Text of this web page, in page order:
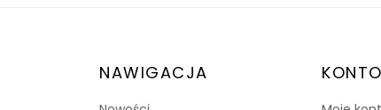
NAWIGACJA KONTO